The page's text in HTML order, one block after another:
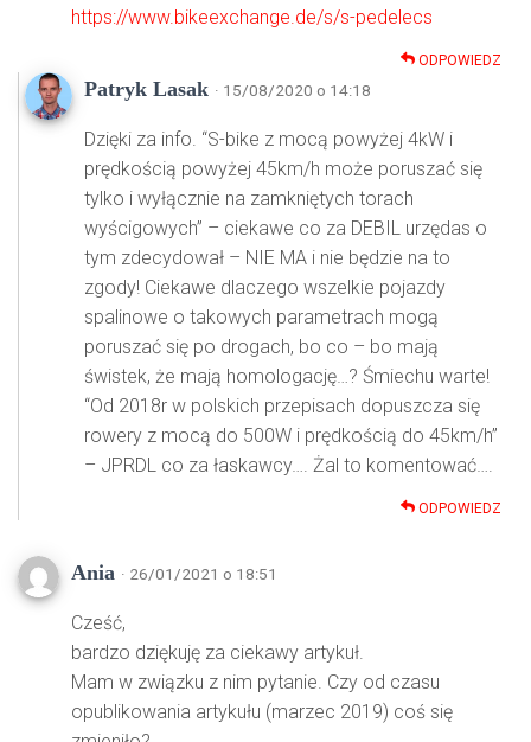
https://www.bikeexchange.de/s/s-pedelecs
ODPOWIEDZ
Patryk Lasak · 15/08/2020 o 14:18
Dzięki za info. “S-bike z mocą powyżej 4kW i
prędkością powyżej 45km/h może poruszać się
tylko i wyłącznie na zamkniętych torach
wyścigowych” – ciekawe co za DEBIL urzędas o
tym zdecydował – NIE MA i nie będzie na to
zgody! Ciekawe dlaczego wszelkie pojazdy
spalinowe o takowych parametrach mogą
poruszać się po drogach, bo co – bo mają
świstek, że mają homologację…? Śmiechu warte!
“Od 2018r w polskich przepisach dopuszcza się
rowery z mocą do 500W i prędkością do 45km/h”
– JPRDL co za łaskawcy…. Żal to komentować….
ODPOWIEDZ
Ania · 26/01/2021 o 18:51
Cześć,
bardzo dziękuję za ciekawy artykuł.
Mam w związku z nim pytanie. Czy od czasu
opublikowania artykułu (marzec 2019) coś się